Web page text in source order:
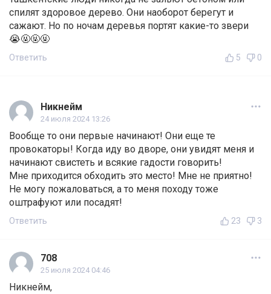
спилят здоровое дерево. Они наоборот берегут и
сажают. Но по ночам деревья портят какие-то звери
😭🤬🤬🤬
Ответить 5 0
Никнейм
24 июля 2024 13:26
Вообще то они первые начинают! Они еще те
провокаторы! Когда иду во дворе, они увидят меня и
начинают свистеть и всякие гадости говорить!
Мне приходится обходить это место! Мне не приятно!
Не могу пожаловаться, а то меня походу тоже
оштрафуют или посадят!
Ответить 23 3
708
25 июля 2024 04:46
Никнейм,